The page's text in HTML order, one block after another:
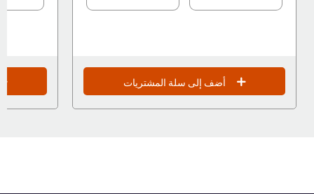
أضف إلى سلة المشتريات